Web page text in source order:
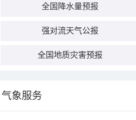
全国降水量预报
强对流天气公报
全国地质灾害预报
气象服务